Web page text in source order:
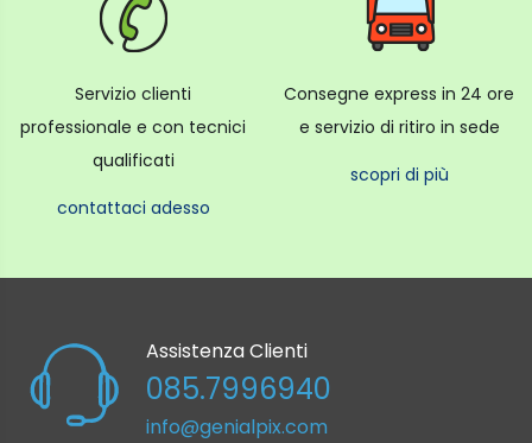
Servizio clienti
professionale e con tecnici
qualificati
contattaci adesso
Consegne express in 24 ore
e servizio di ritiro in sede
scopri di più
Assistenza Clienti
085.7996940
info@genialpix.com